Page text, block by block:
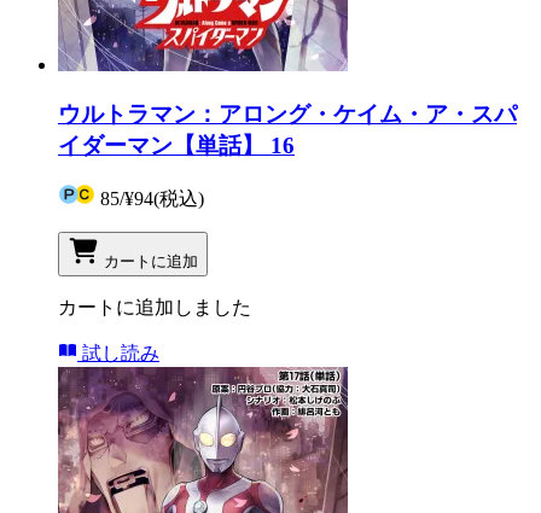
ウルトラマン：アロング・ケイム・ア・スパ
イダーマン【単話】 16
85/¥94(税込)
カートに追加
カートに追加しました
試し読み